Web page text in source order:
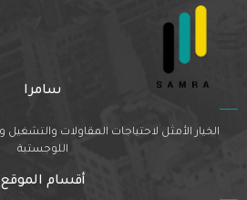
Nothing Found
you’re looking for. Perhaps searching can help.
سامرا
الخيار الأمثل لاحتياجات المقاولات
اللوجستية
أقسام الموقع